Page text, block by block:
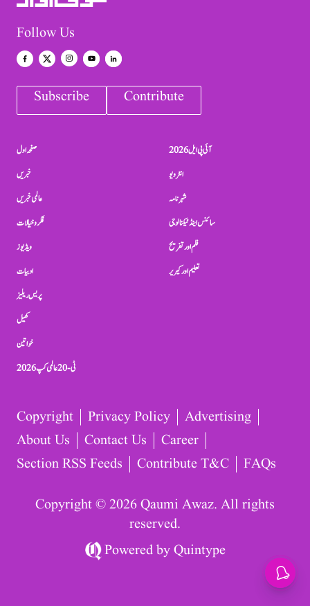
Follow Us
Subscribe Contribute
صفحہ اول
خبریں
عالمی خبریں
فکر و خیالات
ویڈیوز
ادبیات
پریس ریلیز
کھیل
خواتین
ٹی-20 عالمی کپ 2026
آئی پی ایل 2026
انٹرویو
شہرنامہ
سائنس اینڈ ٹیکنالوجی
فلم اور تفریح
تعلیم اور کیریر
Copyright Privacy Policy
Advertising
About Us
Contact Us
Career
Section RSS Feeds
Contribute T&C FAQs
Copyright © 2026 Qaumi Awaz. All rights
reserved.
Powered byQuintype